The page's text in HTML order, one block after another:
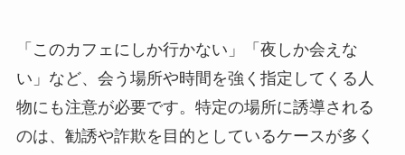
「このカフェにしか行かない」「夜しか会えな
い」など、会う場所や時間を強く指定してくる人
物にも注意が必要です。特定の場所に誘導される
のは、勧誘や詐欺を目的としているケースが多く